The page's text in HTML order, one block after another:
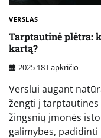
VERSLAS
Tarptautinė plėtra:
kartą?
2025 18 Lapkričio
Verslui augant
žengti į tarptautines
žingsnių įmonės
galimybes,